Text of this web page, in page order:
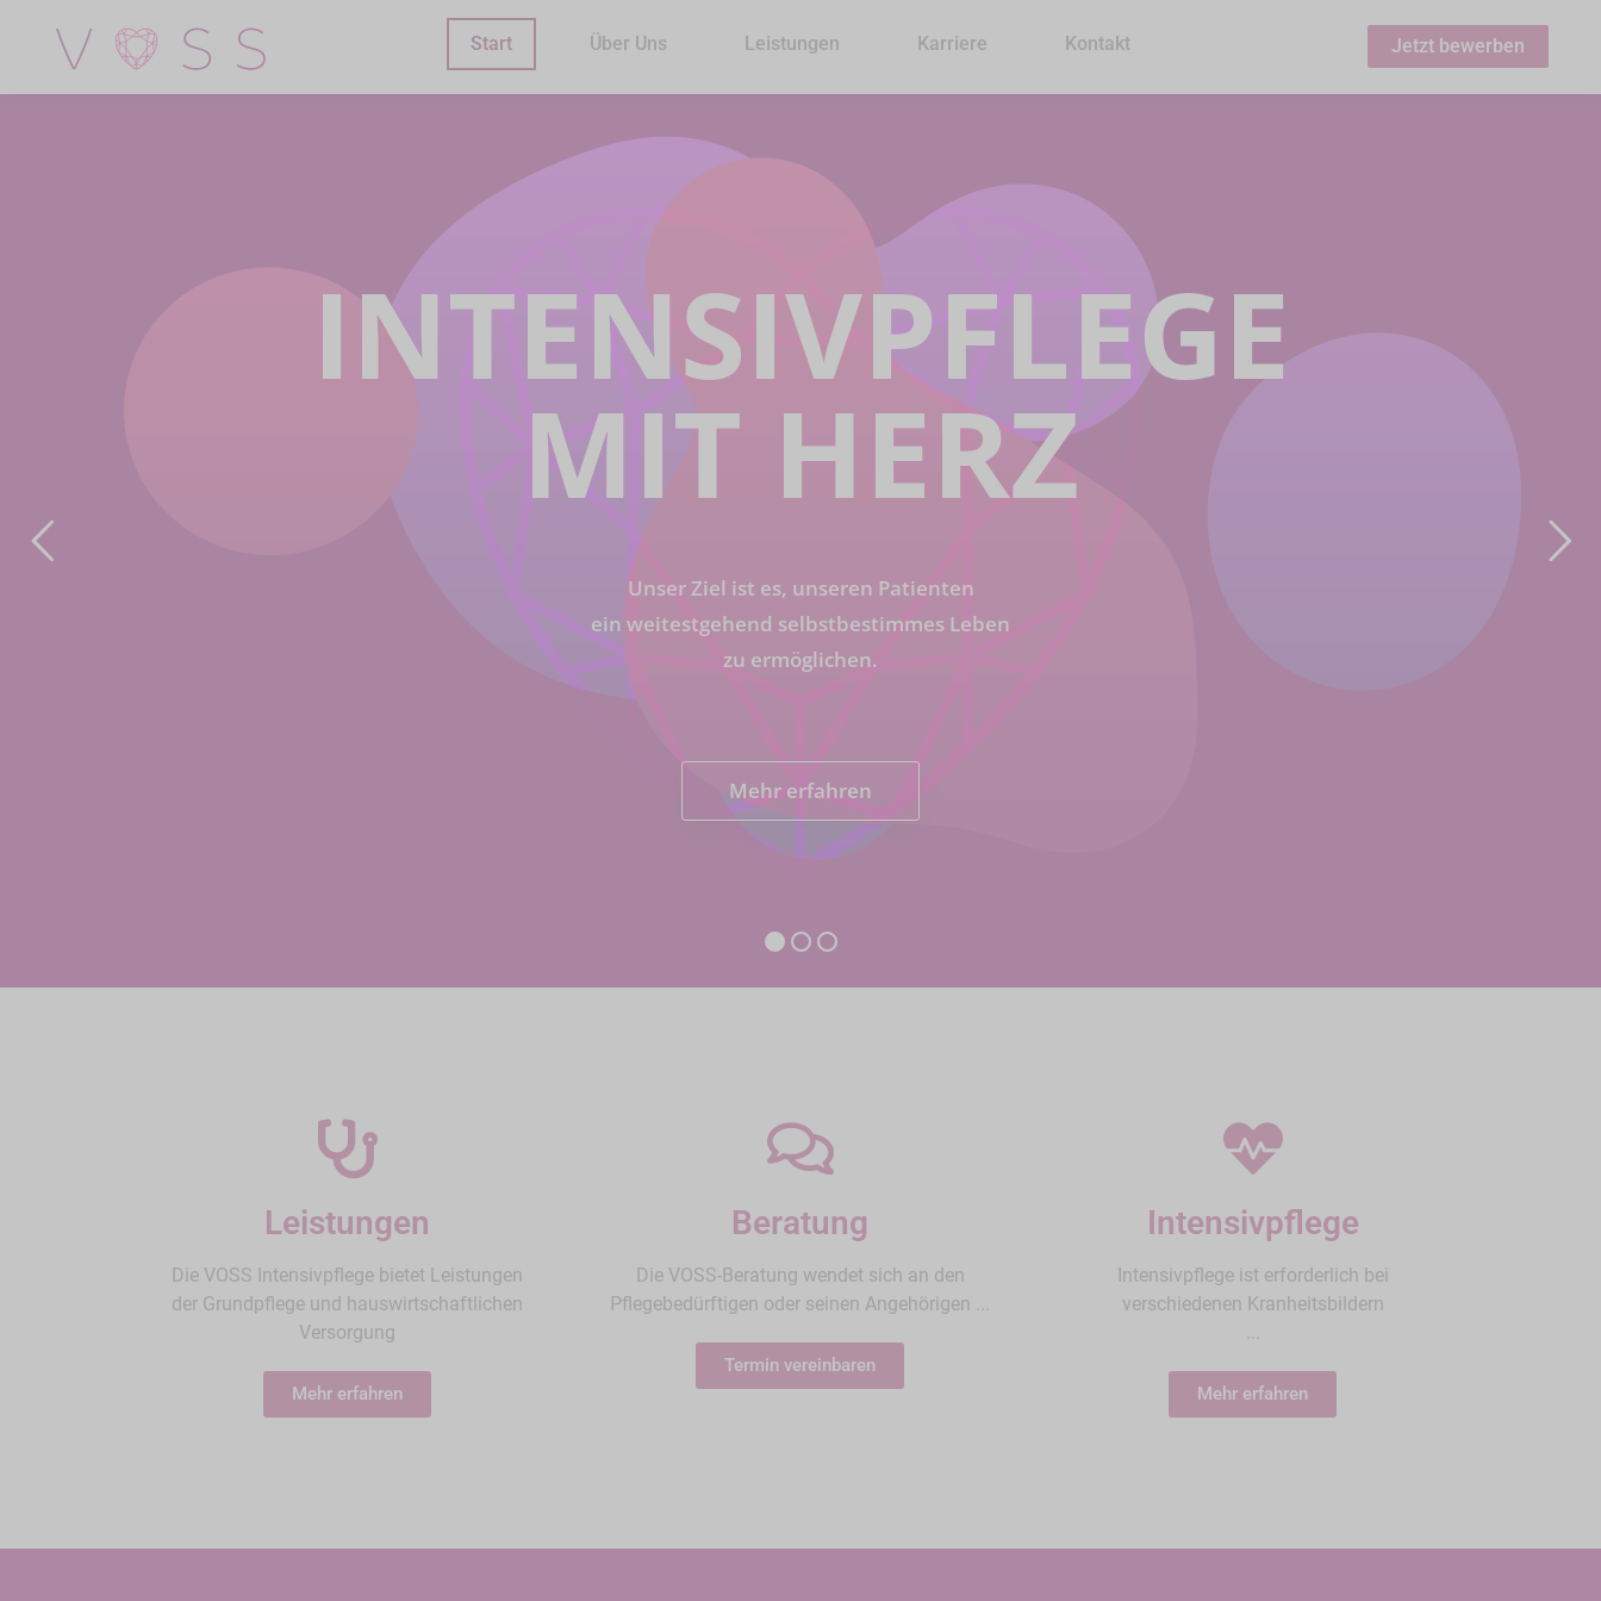
Start Über Uns Leistungen Karriere Kontakt Jetzt bewerben
INTENSIVPFLEGE
MIT HERZ
Unser Ziel ist es, unseren Patienten
ein weitestgehend selbstbestimmes Leben
zu ermöglichen.
Mehr erfahren
Leistungen
Die VOSS Intensivpflege bietet Leistungen
der Grundpflege und hauswirtschaftlichen
Versorgung
Mehr erfahren
Beratung
Die VOSS-Beratung wendet sich an den
Pflegebedürftigen oder seinen Angehörigen ...
Termin vereinbaren
Intensivpflege
Intensivpflege ist erforderlich bei
verschiedenen Kranheitsbildern
...
Mehr erfahren